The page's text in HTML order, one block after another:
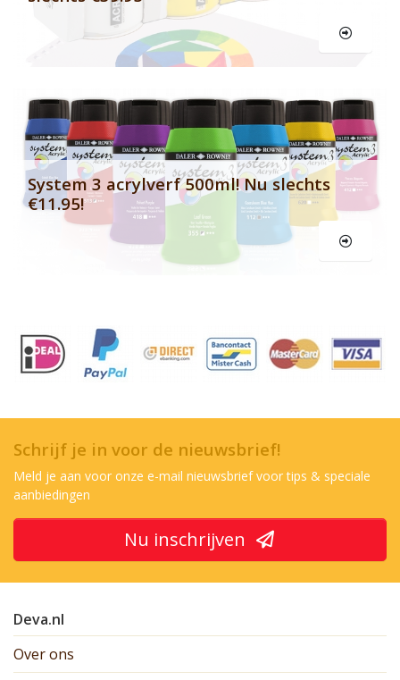
System 3 acrylverf 500ml! Nu slechts
€11.95!
Schrijf je in voor de nieuwsbrief!
Meld je aan voor onze e-mail nieuwsbrief voor tips & speciale
aanbiedingen
Nu inschrijven
Deva.nl
Over ons